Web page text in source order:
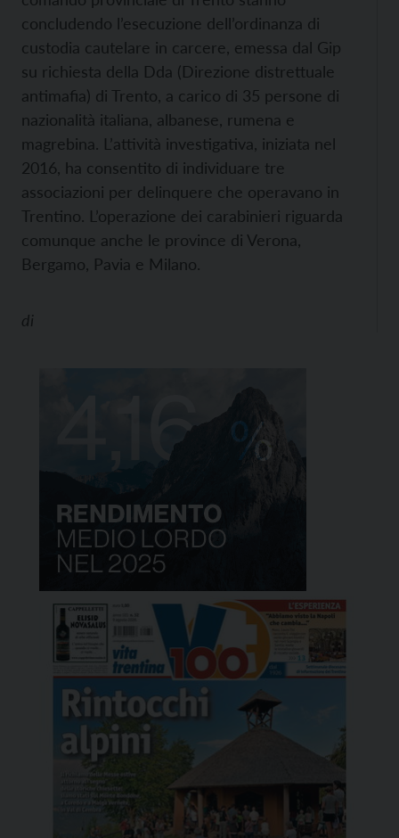
concludendo l’esecuzione dell’ordinanza di
custodia cautelare in carcere, emessa dal Gip
su richiesta della Dda (Direzione distrettuale
antimafia) di Trento, a carico di 35 persone di
nazionalità italiana, albanese, rumena e
magrebina. L’attività investigativa, iniziata nel
2016, ha consentito di individuare tre
associazioni per delinquere che operavano in
Trentino. L’operazione dei carabinieri riguarda
comunque anche le province di Verona,
Bergamo, Pavia e Milano.
di